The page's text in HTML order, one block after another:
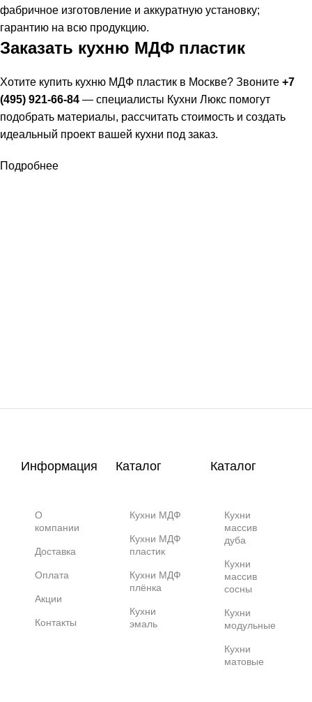
фабричное изготовление и аккуратную установку;
гарантию на всю продукцию.
Заказать кухню МДФ пластик
Хотите купить кухню МДФ пластик в Москве? Звоните +7
(495) 921-66-84 — специалисты Кухни Люкс помогут
подобрать материалы, рассчитать стоимость и создать
идеальный проект вашей кухни под заказ.
Подробнее
Информация
О
компании
Доставка
Оплата
Акции
Контакты
Каталог
Кухни МДФ
Кухни МДФ
пластик
Кухни МДФ
плёнка
Кухни
эмаль
Каталог
Кухни
массив
дуба
Кухни
массив
сосны
Кухни
модульные
Кухни
матовые